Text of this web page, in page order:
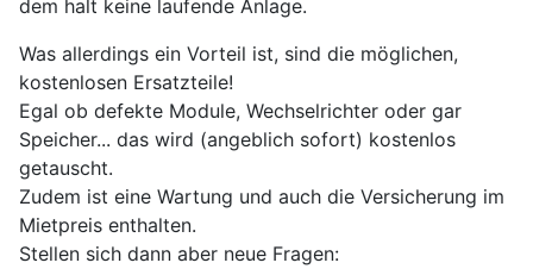
dem halt keine laufende Anlage.
Was allerdings ein Vorteil ist, sind die möglichen,
kostenlosen Ersatzteile!
Egal ob defekte Module, Wechselrichter oder gar
Speicher... das wird (angeblich sofort) kostenlos
getauscht.
Zudem ist eine Wartung und auch die Versicherung im
Mietpreis enthalten.
Stellen sich dann aber neue Fragen: